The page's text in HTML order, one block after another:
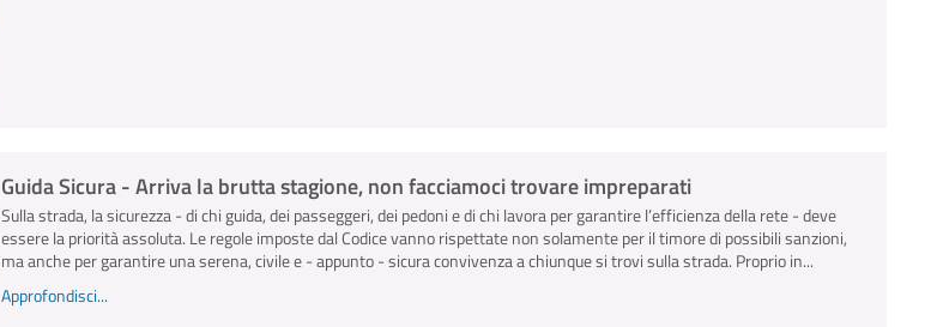
Guida Sicura - Arriva la brutta stagione, non facciamoci trovare impreparati
Sulla strada, la sicurezza - di chi guida, dei passeggeri, dei pedoni e di chi lavora per garantire l’efficienza della rete - deve
essere la priorità assoluta. Le regole imposte dal Codice vanno rispettate non solamente per il timore di possibili sanzioni,
ma anche per garantire una serena, civile e - appunto - sicura convivenza a chiunque si trovi sulla strada. Proprio in...
Approfondisci...